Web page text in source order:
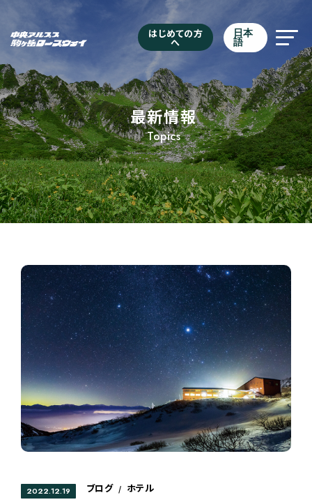
はじめての方
へ
日本
語
最新情報
Topics
2022.12.19 ブログ / ホテル